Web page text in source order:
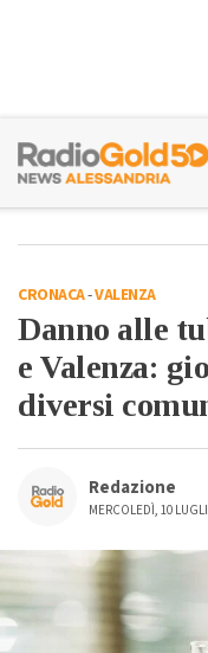
CRONACA-VALENZA
Danno alle
e Valenza:
diversi
Redazione
MERCOLEDÌ, 10